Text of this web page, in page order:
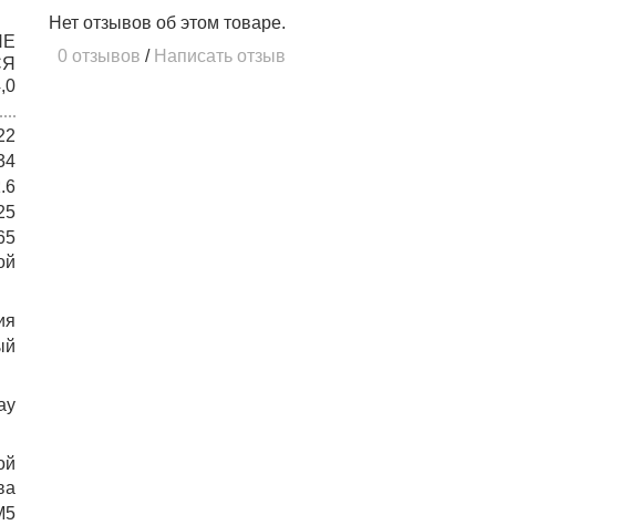
Нет отзывов об этом товаре.
0 отзывов / Написать отзыв